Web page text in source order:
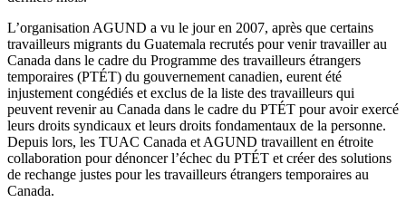
L’organisation AGUND a vu le jour en 2007, après que certains
travailleurs migrants du Guatemala recrutés pourvenir travaillerau
Canada dans le cadre du Programme des travailleurs étrangers
temporaires (PTÉT) du gouvernement canadien, eurent été
injustement congédiés et exclus de la liste des travailleurs qui
peuvent revenirau Canada dans le cadre du PTÉT pouravoir exercé
leurs droits syndicaux et leurs droits fondamentaux de la personne.
Depuis lors, les TUAC Canada et AGUND travaillent en étroite
collaboration pourdénoncer l’échec du PTÉT et créerdes solutions
de rechange justes pour les travailleurs étrangers temporaires au
Canada.